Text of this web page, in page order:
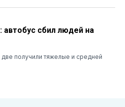
сбил людей на
получили тяжелые и средней